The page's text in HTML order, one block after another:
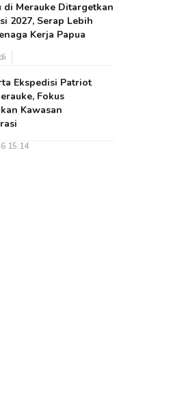
di Merauke Ditargetkan
2027, Serap Lebih
Kerja Papua
Ekspedisi Patriot
Fokus
Kawasan
15:14